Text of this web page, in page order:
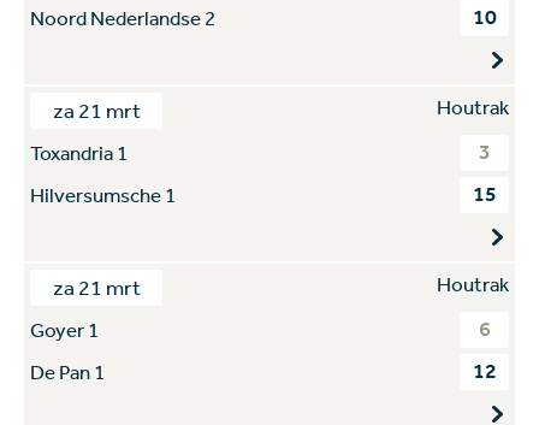
Noord Nederlandse 2 10
za 21 mrt
Houtrak
Toxandria 1
3
Hilversumsche 1 15
za 21 mrt
Houtrak
Goyer 1
6
De Pan 1 12